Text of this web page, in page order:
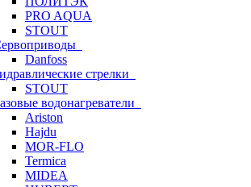
PRO AQUA
STOUT
Danfoss
стрелки
STOUT
водонагреватели
Ariston
Hajdu
MOR-FLO
Termica
MIDEA